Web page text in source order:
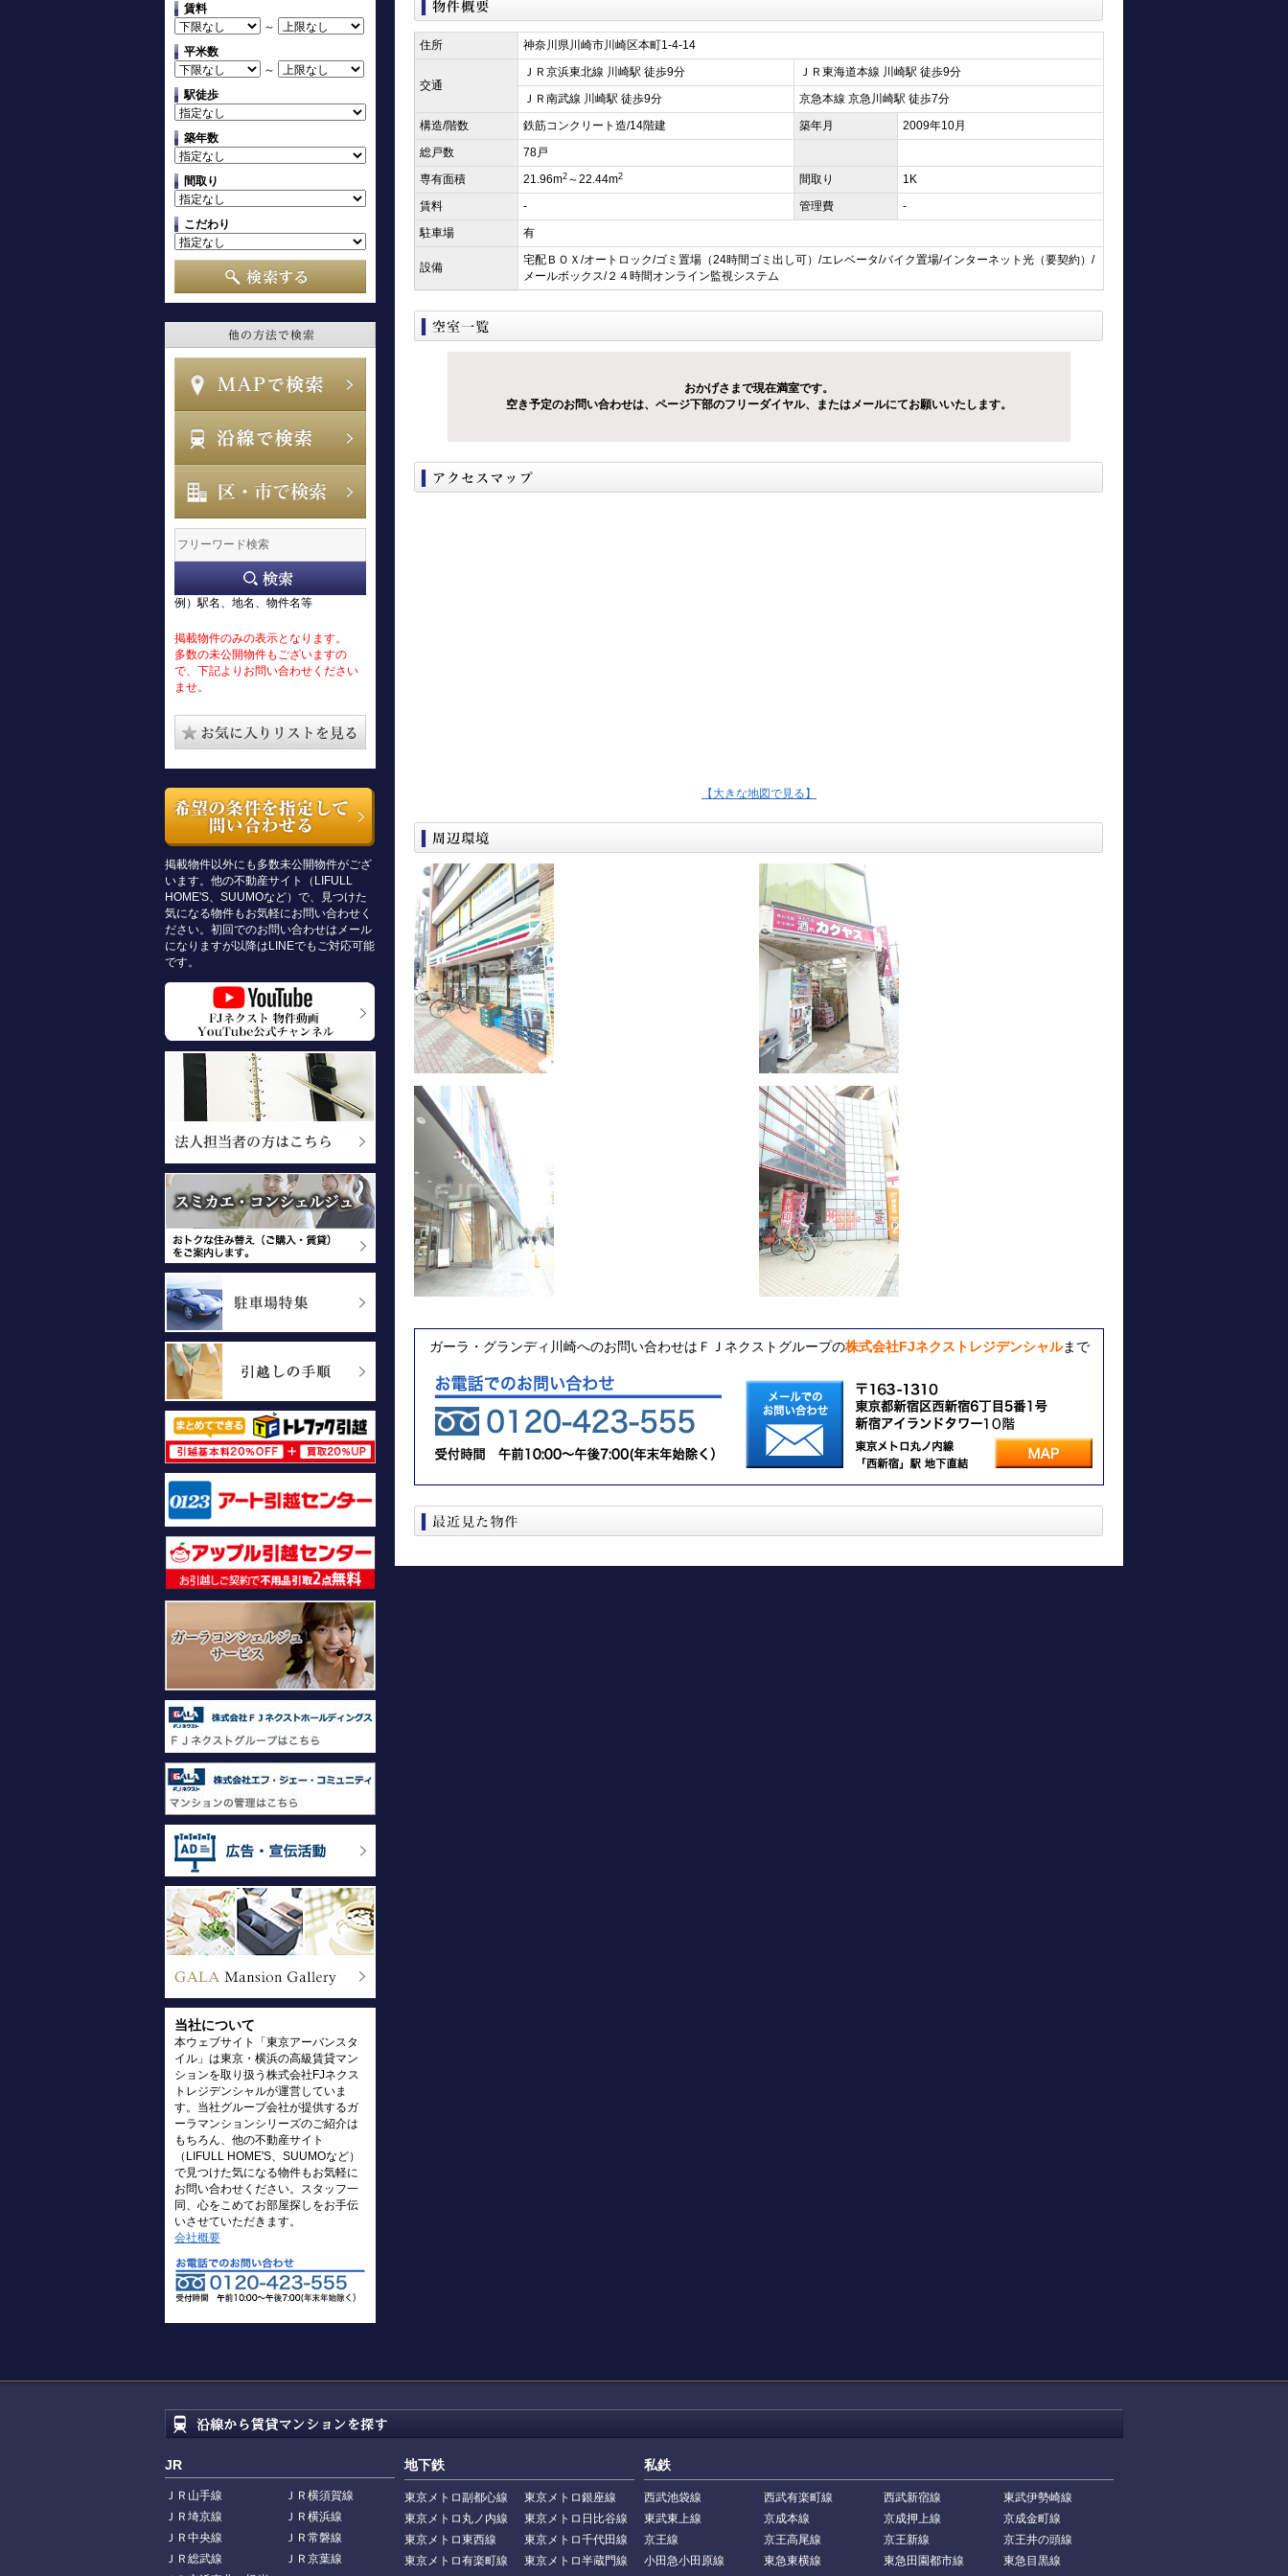
賃料
～
平米数
～
駅徒歩
築年数
間取り
こだわり
例）駅名、地名、物件名等
掲載物件のみの表示となります。
多数の未公開物件もございますの
で、下記よりお問い合わせください
ませ。
掲載物件以外にも多数未公開物件がござ
います。他の不動産サイト（LIFULL
HOME'S、SUUMOなど）で、見つけた
気になる物件もお気軽にお問い合わせく
ださい。初回でのお問い合わせはメール
になりますが以降はLINEでもご対応可能
です。
当社について
本ウェブサイト「東京アーバンスタ
イル」は東京・横浜の高級賃貸マン
ションを取り扱う株式会社FJネクス
トレジデンシャルが運営していま
す。当社グループ会社が提供するガ
ーラマンションシリーズのご紹介は
もちろん、他の不動産サイト
（LIFULL HOME'S、SUUMOなど）
で見つけた気になる物件もお気軽に
お問い合わせください。スタッフ一
同、心をこめてお部屋探しをお手伝
いさせていただきます。
会社概要
住所 神奈川県川崎市川崎区本町1-4-14
交通
ＪＲ京浜東北線 川崎駅 徒歩9分
ＪＲ東海道本線 川崎駅 徒歩9分
ＪＲ南武線 川崎駅 徒歩9分
京急本線 京急川崎駅 徒歩7分
構造/階数
鉄筋コンクリート造/14階建 築年月
2009年10月
総戸数
78戸
専有面積
21.96m2 ～22.44m2 間取り
1K
賃料
- 管理費
-
駐車場
有
設備
宅配ＢＯＸ/オートロック/ゴミ置場（24時間ゴミ出し可）/エレベータ/バイク置場/インターネット光（要契約）/
メールボックス/２４時間オンライン監視システム
おかげさまで現在満室です。
空き予定のお問い合わせは、ページ下部のフリーダイヤル、またはメールにてお願いいたします。
【大きな地図で見る】
ガーラ・グランディ川崎へのお問い合わせはＦＪネクストグループの株式会社FJネクストレジデンシャルまで
JR
ＪＲ山手線
ＪＲ横須賀線
ＪＲ埼京線
ＪＲ横浜線
ＪＲ中央線
ＪＲ常磐線
ＪＲ総武線
ＪＲ京葉線
地下鉄
東京メトロ副都心線
東京メトロ銀座線
東京メトロ丸ノ内線
東京メトロ日比谷線
東京メトロ東西線
東京メトロ千代田線
東京メトロ有楽町線
東京メトロ半蔵門線
私鉄
西武池袋線 西武有楽町線 西武新宿線
東武伊勢崎線
東武東上線
京成本線 京成押上線
京成金町線
京王線
京王高尾線 京王新線
京王井の頭線
小田急小田原線
東急東横線 東急田園都市線
東急目黒線